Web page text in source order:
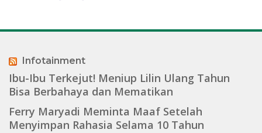
Infotainment
Ibu-Ibu Terkejut! Meniup Lilin Ulang Tahun
Bisa Berbahaya dan Mematikan
Ferry Maryadi Meminta Maaf Setelah
Menyimpan Rahasia Selama 10 Tahun